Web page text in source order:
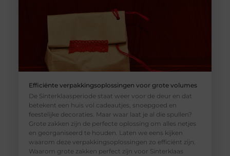
Efficiënte verpakkingsoplossingen voor grote volumes
De Sinterklaasperiode staat weer voor de deur en dat
betekent een huis vol cadeautjes, snoepgoed en
feestelijke decoraties. Maar waar laat je al die spullen?
Grote zakken zijn de perfecte oplossing om alles netjes
en georganiseerd te houden. Laten we eens kijken
waarom deze verpakkingsoplossingen zo efficiënt zijn.
Waarom grote zakken perfect zijn voor Sinterklaas